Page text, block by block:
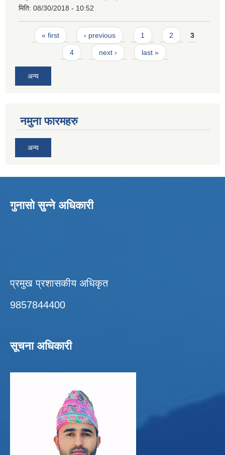
मिति: 08/30/2018 - 10:52
Pages
« first ‹ previous 1 2 3
4 next › last »
अन्य
नमुना फारमहरु
अन्य
गुनासो सुन्ने अधिकारी
प्रमुख प्रशासकीय अधिकृत
9857844400
सूचना अधिकारी